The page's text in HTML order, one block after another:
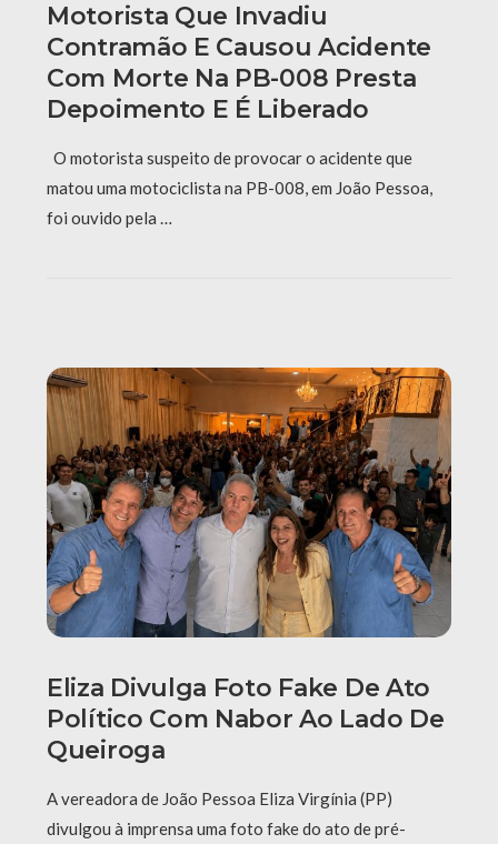
Motorista Que Invadiu
Contramão E Causou Acidente
Com Morte Na PB-008 Presta
Depoimento E É Liberado
O motorista suspeito de provocar o acidente que
matou uma motociclista na PB-008, em João Pessoa,
foi ouvido pela …
Eliza Divulga Foto Fake De Ato
Político Com Nabor Ao Lado De
Queiroga
A vereadora de João Pessoa Eliza Virgínia (PP)
divulgou à imprensa uma foto fake do ato de pré-